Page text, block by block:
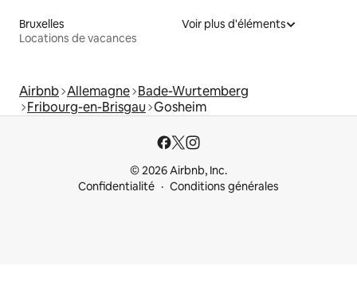
Bruxelles
Locations de vacances
Voir plus d'éléments
Airbnb Allemagne Bade-Wurtemberg
Fribourg-en-Brisgau Gosheim
© 2026 Airbnb, Inc.
Confidentialité
Conditions générales